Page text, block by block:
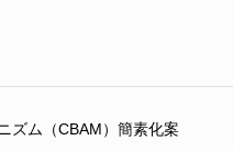
ズム（CBAM）簡素化案